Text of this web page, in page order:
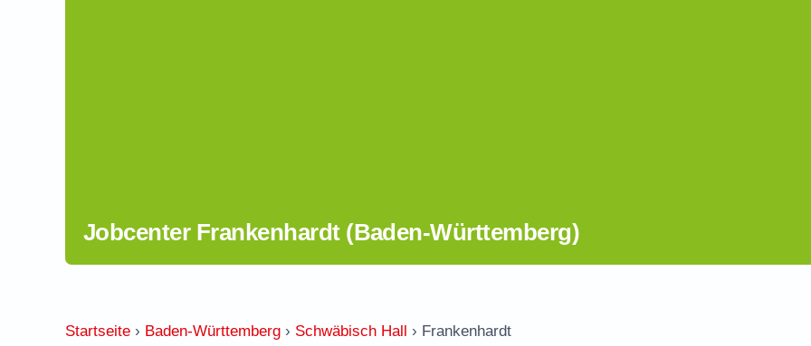
Jobcenter Frankenhardt (Baden-Württemberg)
Startseite › Baden-Württemberg › Schwäbisch Hall › Frankenhardt